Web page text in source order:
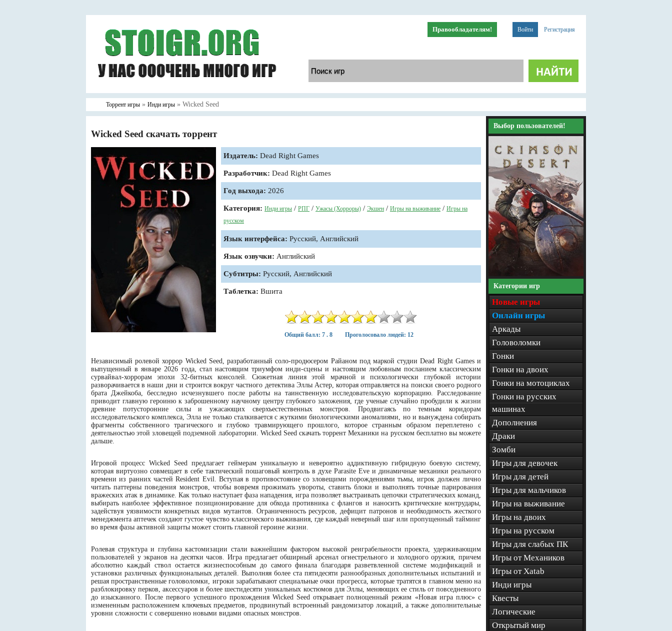
Войти Регистрация
Правообладателям!
Торрент игры » Инди игры » Wicked Seed
Wicked Seed скачать торрент
Издатель: Dead Right Games
Разработчик: Dead Right Games
Год выхода: 2026
Категория: Инди игры / РПГ / Ужасы (Хорроры) / Экшен / Игры на выживание / Игры на
русском
Язык интерфейса: Русский, Английский
Язык озвучки: Английский
Субтитры: Русский, Английский
Таблетка: Вшита
Общий балл: 7 . 8 Проголосовало людей: 12
Независимый ролевой хоррор Wicked Seed, разработанный соло-продюсером Райаном под маркой студии Dead Right Games и
выпущенный в январе 2026 года, стал настоящим триумфом инди-сцены и настоящим любовным посланием классическим
сурвайвал-хоррорам эпохи 32-битных консолей. Сюжетная линия этой мрачной и психологически глубокой истории
разворачивается в наши дни и строится вокруг частного детектива Эллы Астер, которая отправляется на поиски своего родного
брата Джейкоба, бесследно исчезнувшего после работы на таинственную исследовательскую корпорацию. Расследование
приводит главную героиню к заброшенному научному центру глубокого заложения, где ученые случайно пробудили к жизни
древние потусторонние силы и ужасающих сверхъестественных монстров. Продвигаясь по темным коридорам
исследовательского комплекса, Элла не только сталкивается с жуткими биологическими аномалиями, но и вынуждена собирать
фрагменты собственного трагического и глубоко травмирующего прошлого, которое странным образом переплетено с
деятельностью этой зловещей подземной лаборатории. Wicked Seed скачать торрент Механики на русском бесплатно вы можете
дальше.
Игровой процесс Wicked Seed предлагает геймерам уникальную и невероятно аддиктивную гибридную боевую систему,
которая виртуозно совмещает в себе тактический пошаговый контроль в духе Parasite Eve и динамичные механики реального
времени из ранних частей Resident Evil. Вступая в противостояние со зловещими порождениями тьмы, игрок должен лично
читать паттерны поведения монстров, чтобы вовремя прожимать увороты, ставить блоки и выполнять точные парирования
вражеских атак в динамике. Как только наступает фаза нападения, игра позволяет выстраивать цепочки стратегических команд,
выбирать наиболее эффективное позиционирование для обхода противника с флангов и наносить критические контрудары,
задействуя уязвимости конкретных видов мутантов. Ограниченность ресурсов, дефицит патронов и необходимость жесткого
менеджмента аптечек создают густое чувство классического выживания, где каждый неверный шаг или пропущенный тайминг
во время фазы активной защиты может стоить главной героине жизни.
Ролевая структура и глубина кастомизации стали важнейшим фактором высокой реиграбельности проекта, удерживающим
пользователей у экранов на десятки часов. Игра предлагает обширный арсенал огнестрельного и холодного оружия, причем
абсолютно каждый ствол остается жизнеспособным до самого финала благодаря разветвленной системе модификаций и
установки различных функциональных деталей. Выполняя более ста пятидесяти разнообразных дополнительных испытаний и
решая пространственные головоломки, игроки зарабатывают специальные очки прогресса, которые тратятся в главном меню на
разблокировку перков, аксессуаров и более шестидесяти уникальных костюмов для Эллы, меняющих ее стиль от повседневного
до изысканного. После первого успешного прохождения Wicked Seed открывает полноценный режим «Новая игра плюс» с
измененным расположением ключевых предметов, продвинутый встроенный рандомизатор локаций, а также дополнительные
уровни сложности с совершенно новыми видами опасных монстров.
Выбор пользователей!
Категории игр
Новые игры
Онлайн игры
Аркады
Головоломки
Гонки
Гонки на двоих
Гонки на мотоциклах
Гонки на русских
машинах
Дополнения
Драки
Зомби
Игры для девочек
Игры для детей
Игры для мальчиков
Игры на выживание
Игры на двоих
Игры на русском
Игры для слабых ПК
Игры от Механиков
Игры от Xatab
Инди игры
Квесты
Логические
Открытый мир